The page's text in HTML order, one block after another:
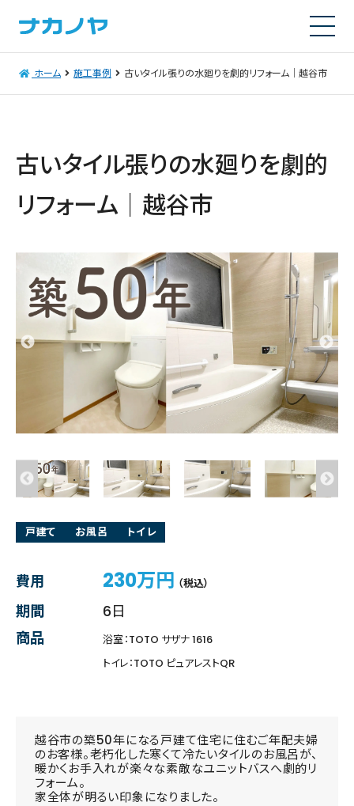
ホーム 施工事例 古いタイル張りの水廻りを劇的リフォーム｜越谷市
古いタイル張りの水廻りを劇的
リフォーム｜越谷市
戸建て お風呂 トイレ
費用 230万円 （税込）
期間
6日
商品
浴室：TOTO サザナ 1616
トイレ：TOTO ピュアレストQR
越谷市の築50年になる戸建て住宅に住むご年配夫婦
のお客様。老朽化した寒くて冷たいタイルのお風呂が、
暖かくお手入れが楽々な素敵なユニットバスへ劇的リ
フォーム。
家全体が明るい印象になりました。